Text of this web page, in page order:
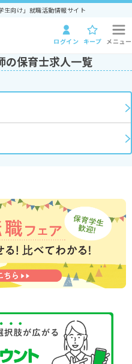
生向け」就職活動情報サイト
ログイン キープ メニュー
の保育士求人一覧